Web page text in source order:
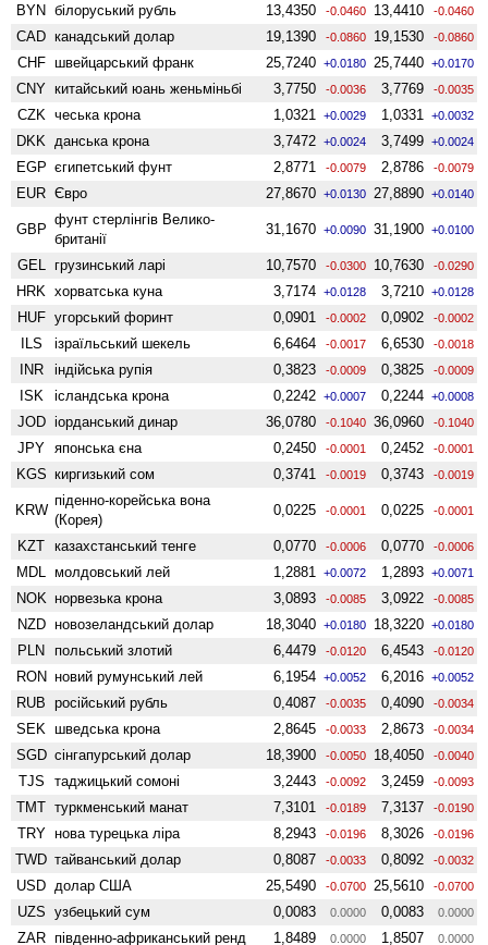
BYN білоруський рубль 13,4350 -0.0460 13,4410 -0.0460
CAD канадський долар 19,1390 -0.0860 19,1530 -0.0860
CHF швейцарський франк 25,7240 +0.0180 25,7440 +0.0170
CNY китайський юань женьмiньбi 3,7750 -0.0036 3,7769 -0.0035
CZK чеська крона 1,0321 +0.0029 1,0331 +0.0032
DKK данська крона 3,7472 +0.0024 3,7499 +0.0024
EGP єгипетський фунт 2,8771 -0.0079 2,8786 -0.0079
EUR Євро 27,8670 +0.0130 27,8890 +0.0140
GBP
фунт стерлінгів Велико­
британії
31,1670 +0.0090 31,1900 +0.0100
GEL грузинський ларі 10,7570 -0.0300 10,7630 -0.0290
HRK хорватська куна 3,7174 +0.0128 3,7210 +0.0128
HUF угорський форинт 0,0901 -0.0002 0,0902 -0.0002
ILS ізраїльський шекель 6,6464 -0.0017 6,6530 -0.0018
INR індійська рупія 0,3823 -0.0009 0,3825 -0.0009
ISK ісландська крона 0,2242 +0.0007 0,2244 +0.0008
JOD іорданський динар 36,0780 -0.1040 36,0960 -0.1040
JPY японська єна 0,2450 -0.0001 0,2452 -0.0001
KGS киргизький сом 0,3741 -0.0019 0,3743 -0.0019
KRW
піденно-корейська вона
(Корея)
0,0225 -0.0001 0,0225 -0.0001
KZT казахстанський тенге 0,0770 -0.0006 0,0770 -0.0006
MDL молдовський лей 1,2881 +0.0072 1,2893 +0.0071
NOK норвезька крона 3,0893 -0.0085 3,0922 -0.0085
NZD ново­зеландський долар 18,3040 +0.0180 18,3220 +0.0180
PLN польський злотий 6,4479 -0.0120 6,4543 -0.0120
RON новий румунський лей 6,1954 +0.0052 6,2016 +0.0052
RUB російський рубль 0,4087 -0.0035 0,4090 -0.0034
SEK шведська крона 2,8645 -0.0033 2,8673 -0.0034
SGD сінгапурський долар 18,3900 -0.0050 18,4050 -0.0040
TJS таджицький сомоні 3,2443 -0.0092 3,2459 -0.0093
TMT туркменський манат 7,3101 -0.0189 7,3137 -0.0190
TRY нова турецька ліра 8,2943 -0.0196 8,3026 -0.0196
TWD тайванський долар 0,8087 -0.0033 0,8092 -0.0032
USD долар США 25,5490 -0.0700 25,5610 -0.0700
UZS узбецький сум 0,0083 0.0000 0,0083 0.0000
ZAR південно-африканський ренд 1,8489 0.0000 1,8507 0.0000